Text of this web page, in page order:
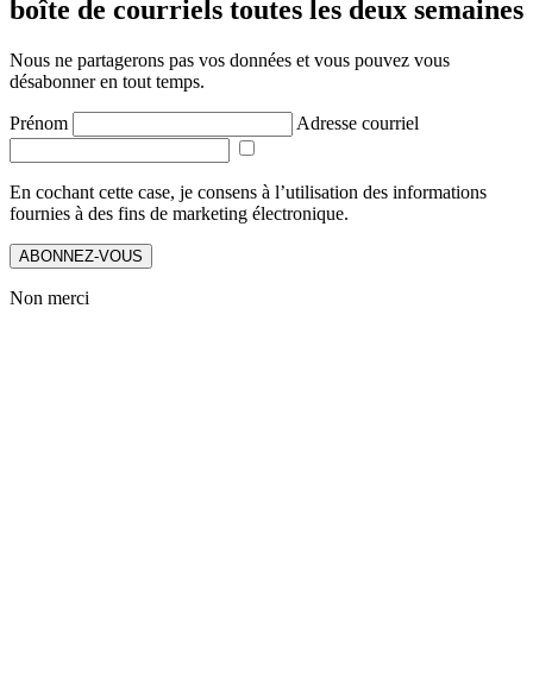
boîte de courriels toutes les deux semaines
Nous ne partagerons pas vos données et vous pouvez vous
désabonner en tout temps.
Prénom Adresse courriel
En cochant cette case, je consens à l’utilisation des informations
fournies à des fins de marketing électronique.
ABONNEZ-VOUS
Non merci